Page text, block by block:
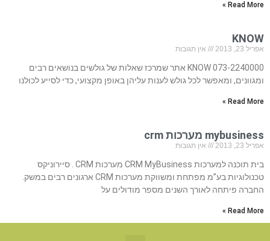
Read More »
KNOW
אפריל 23, 2013 אין תגובות
073-2240000 KNOW אתר שמרכז שאלות של גולשים בנושאים רבים
ומגוונים, ומאפשר לכל גולש לענות עליהן באופן מקצועי, כדי לסייע לכולנו
Read More »
mybusiness מערכות crm
אפריל 23, 2013 אין תגובות
בית תוכנה למערכות CRM MyBusiness מערכות CRM . סיירוניקס
טכנולוגיות בע”מ מפתחת ומשווקת מערכות CRM ארגונים רבים במשק.
החברה פיתחה לאורך השנים מספר מודולים על
Read More »